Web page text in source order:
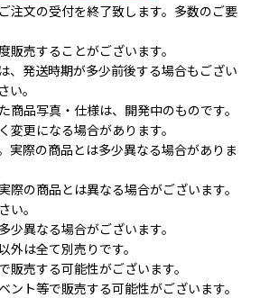
注文の受付を終了致します。多数のご要
売することがございます。
、発送時期が多少前後する場合もござい
い。
品写真・仕様は、開発中のものです。
更になる場合があります。
実際の商品とは多少異なる場合がありま
の商品とは異なる場合がございます。
い。
異なる場合がございます。
は全て別売りです。
売する可能性がございます。
ト等で販売する可能性がございます。